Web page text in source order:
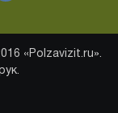
«Polzavizit.ru».